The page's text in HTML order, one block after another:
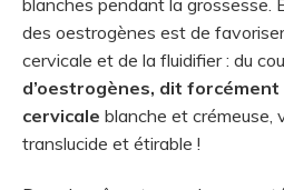
blanches pendant la grossesse.
des oestrogènes est de
cervicale et de la fluidifier : du
d’oestrogènes, dit
cervicale blanche et crémeuse,
translucide et étirable !